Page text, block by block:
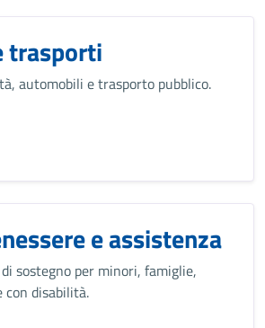
trasporti
automobili e trasporto pubblico.
e assistenza
sostegno per minori, famiglie,
con disabilità.